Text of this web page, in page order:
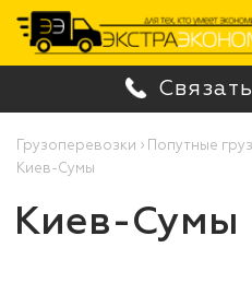
Toggle
navigation
Грузоперевозки › Попутные
Киев-Сумы
Киев-Сумы